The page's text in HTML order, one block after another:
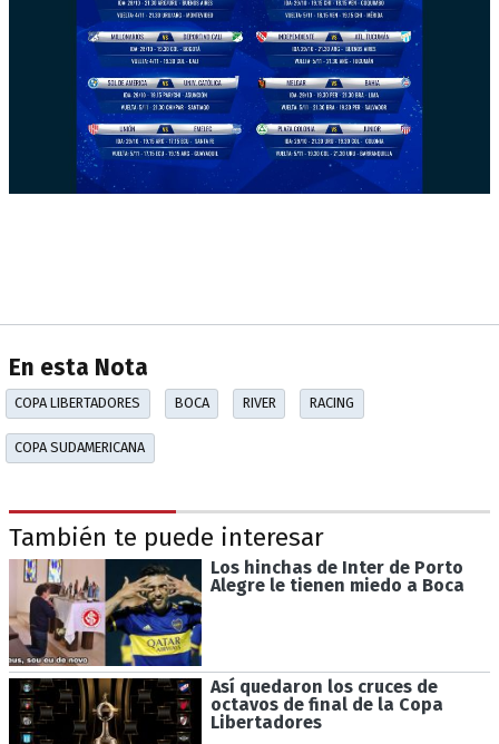
En esta Nota
COPA LIBERTADORES BOCA RIVER RACING
COPA SUDAMERICANA
También te puede interesar
Los hinchas de Inter de Porto
Alegre le tienen miedo a Boca
Así quedaron los cruces de
octavos de final de la Copa
Libertadores